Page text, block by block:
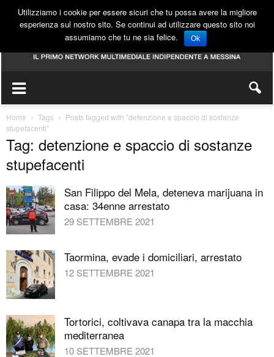
Home Tags
Posts tagged with "detenzione e spaccio di sostanze
stupefacenti"
Tag: detenzione e spaccio di sostanze
stupefacenti
San Filippo del Mela, deteneva marijuana in
casa: 34enne arrestato
29 SETTEMBRE 2021
Taormina, evade i domiciliari, arrestato
12 SETTEMBRE 2021
Tortorici, coltivava canapa tra la macchia
mediterranea
10 SETTEMBRE 2021
Utilizziamo i cookie per essere sicuri che tu possa avere la migliore
esperienza sul nostro sito. Se continui ad utilizzare questo sito noi
assumiamo che tu ne sia felice.
Ok